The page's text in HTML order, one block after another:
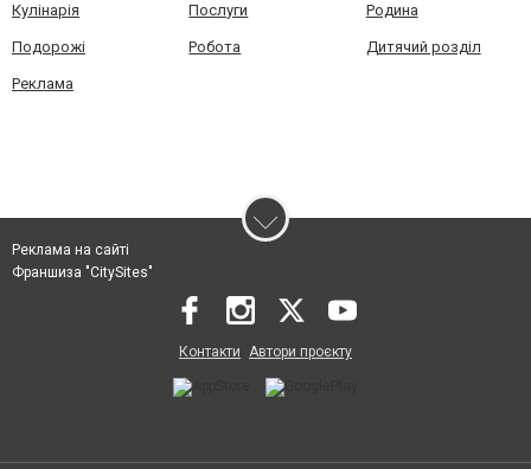
Кулінарія Послуги Родина
Подорожі Робота Дитячий розділ
Реклама
Реклама на сайті
Франшиза "CitySites"
Контакти Автори проєкту